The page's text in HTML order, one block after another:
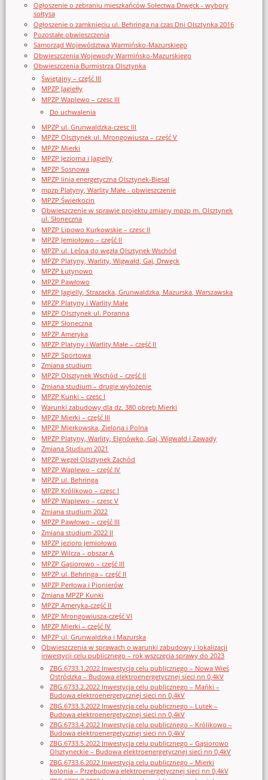
Ogłoszenie o zebraniu mieszkańców Sołectwa Drwęck - wybory
sołtysa
Ogłoszenie o zamknięciu ul. Behringa na czas Dni Olsztynka 2016
Pozostałe obwieszczenia
Samorząd Województwa Warmińsko-Mazurskiego
Obwieszczenia Wojewody Warmińsko-Mazurskiego
Obwieszczenia Burmistrza Olsztynka
Świętajny – część III
MPZP Jagiełły
MPZP Waplewo – czesc III
Do uchwalenia
MPZP ul. Grunwaldzka-czesc III
MPZP Olsztynek ul. Mrongowiusza – część V
MPZP Mierki
MPZP Jeziorna i Jagielly
MPZP Sosnowa
MPZP linia energetyczna Olsztynek-Biesal
mpzp Platyny, Warlity Małe - obwieszczenie
MPZP Świerkocin
Obwieszczenie w sprawie projektu zmiany mpzp m. Olsztynek
ul. Słoneczna
MPZP Lipowo Kurkowskie – czesc II
MPZP Jemiołowo – część II
MPZP ul. Leśna do węzła Olsztynek Wschód
MPZP Platyny, Warlity, Wigwałd, Gaj, Drwęck
MPZP Łutynowo
MPZP Pawłowo
MPZP Jagielly, Strazacka, Grunwaldzka, Mazurska, Warszawska
MPZP Platyny i Warlity Małe
MPZP Olsztynek ul. Poranna
MPZP Słoneczna
MPZP Ameryka
MPZP Platyny i Warlity Małe – część II
MPZP Sportowa
Zmiana studium
MPZP Olsztynek Wschód – część II
Zmiana studium – drugie wyłożenie
MPZP Kunki – czesc I
Warunki zabudowy dla dz. 380 obręb Mierki
MPZP Mierki – część III
MPZP Mierkowska, Zielona i Polna
MPZP Platyny, Warlity, Elgnówko, Gaj, Wigwałd i Zawady
Zmiana Studium 2021
MPZP węzeł Olsztynek Zachód
MPZP Waplewo – część IV
MPZP ul. Behringa
MPZP Królikowo – czesc I
MPZP Waplewo – czesc V
Zmiana studium 2022
MPZP Pawłowo – część III
Zmiana studium 2022 II
MPZP jezioro Jemiołowo
MPZP Wilcza – obszar A
MPZP Gąsiorowo – część III
MPZP ul. Behringa – część II
MPZP Perłowa i Pionierów
Zmiana MPZP Kunki
MPZP Ameryka-część II
MPZP Mrongowiusza-część VI
MPZP Mierki – część IV
MPZP ul. Grunwaldzka i Mazurska
Obwieszczenia w sprawach o warunki zabudowy i lokalizacji
inwestycji celu publicznego – rok wszczęcia sprawy do 2023
ZBG.6733.1.2022 Inwestycja celu publicznego – Nowa Wieś
Ostródzka – Budowa elektroenergetycznej sieci nn 0,4kV
ZBG.6733.2.2022 Inwestycja celu publicznego – Mańki –
Budowa elektroenergetycznej sieci nn 0,4kV
ZBG.6733.3.2022 Inwestycja celu publicznego – Lutek –
Budowa elektroenergetycznej sieci nn 0,4kV
ZBG.6733.4.2022 Inwestycja celu publicznego – Królikowo –
Budowa elektroenergetycznej sieci nn 0,4kV
ZBG.6733.5.2022 Inwestycja celu publicznego – Gąsiorowo
Olsztyneckie – Budowa elektroenergetycznej sieci nn 0,4kV
ZBG.6733.6.2022 Inwestycja celu publicznego – Mierki
kolonia – Przebudowa elektroenergetycznej sieci nn 0,4kV